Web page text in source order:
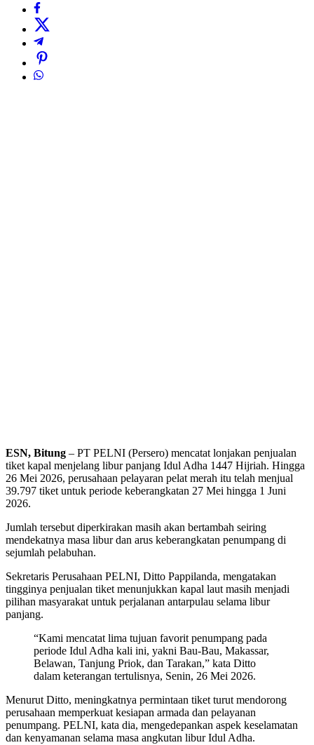
ESN, Bitung – PT PELNI (Persero) mencatat lonjakan penjualan
tiket kapal menjelang libur panjang Idul Adha 1447 Hijriah. Hingga
26 Mei 2026, perusahaan pelayaran pelat merah itu telah menjual
39.797 tiket untuk periode keberangkatan 27 Mei hingga 1 Juni
2026.
Jumlah tersebut diperkirakan masih akan bertambah seiring
mendekatnya masa libur dan arus keberangkatan penumpang di
sejumlah pelabuhan.
Sekretaris Perusahaan PELNI, Ditto Pappilanda, mengatakan
tingginya penjualan tiket menunjukkan kapal laut masih menjadi
pilihan masyarakat untuk perjalanan antarpulau selama libur
panjang.
“Kami mencatat lima tujuan favorit penumpang pada
periode Idul Adha kali ini, yakni Bau-Bau, Makassar,
Belawan, Tanjung Priok, dan Tarakan,” kata Ditto
dalam keterangan tertulisnya, Senin, 26 Mei 2026.
Menurut Ditto, meningkatnya permintaan tiket turut mendorong
perusahaan memperkuat kesiapan armada dan pelayanan
penumpang. PELNI, kata dia, mengedepankan aspek keselamatan
dan kenyamanan selama masa angkutan libur Idul Adha.